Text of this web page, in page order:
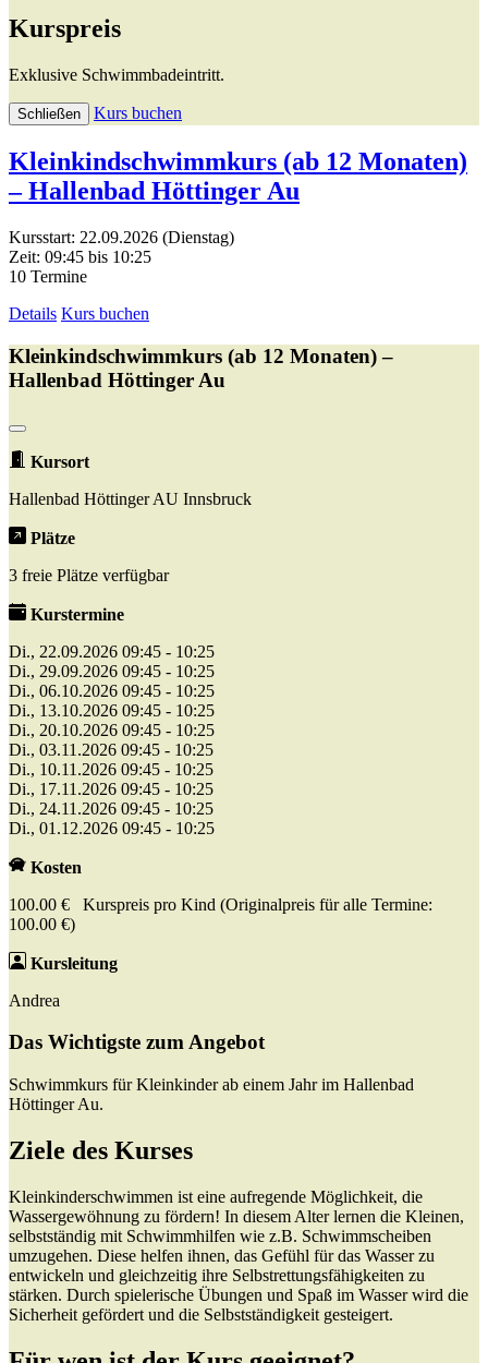
Kurspreis
Exklusive Schwimmbadeintritt.
Schließen Kurs buchen
Kleinkindschwimmkurs (ab 12 Monaten)
– Hallenbad Höttinger Au
Kursstart: 22.09.2026 (Dienstag)
Zeit: 09:45 bis 10:25
10 Termine
Details Kurs buchen
Kleinkindschwimmkurs (ab 12 Monaten) –
Hallenbad Höttinger Au
Kursort
Hallenbad Höttinger AU Innsbruck
Plätze
3 freie Plätze verfügbar
Kurstermine
Di., 22.09.2026 09:45 - 10:25
Di., 29.09.2026 09:45 - 10:25
Di., 06.10.2026 09:45 - 10:25
Di., 13.10.2026 09:45 - 10:25
Di., 20.10.2026 09:45 - 10:25
Di., 03.11.2026 09:45 - 10:25
Di., 10.11.2026 09:45 - 10:25
Di., 17.11.2026 09:45 - 10:25
Di., 24.11.2026 09:45 - 10:25
Di., 01.12.2026 09:45 - 10:25
Kosten
100.00 € Kurspreis pro Kind (Originalpreis für alle Termine:
100.00 €)
Kursleitung
Andrea
Das Wichtigste zum Angebot
Schwimmkurs für Kleinkinder ab einem Jahr im Hallenbad
Höttinger Au.
Ziele des Kurses
Kleinkinderschwimmen ist eine aufregende Möglichkeit, die
Wassergewöhnung zu fördern! In diesem Alter lernen die Kleinen,
selbstständig mit Schwimmhilfen wie z.B. Schwimmscheiben
umzugehen. Diese helfen ihnen, das Gefühl für das Wasser zu
entwickeln und gleichzeitig ihre Selbstrettungsfähigkeiten zu
stärken. Durch spielerische Übungen und Spaß im Wasser wird die
Sicherheit gefördert und die Selbstständigkeit gesteigert.